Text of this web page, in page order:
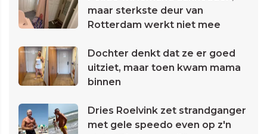
maar sterkste deur van
Rotterdam werkt niet mee
Dochter denkt dat ze er goed
uitziet, maar toen kwam mama
binnen
Dries Roelvink zet strandganger
met gele speedo even op z'n